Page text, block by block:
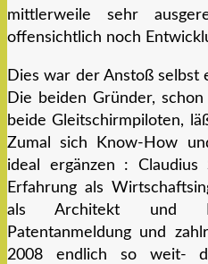
mittlerweile sehr
offensichtlich noch
Dies war der Anstoß selbst
Die beiden Gründer,
beide Gleitschirmpiloten,
Zumal sich Know-How
ideal ergänzen : Claudius
Erfahrung als
als Architekt und
Patentanmeldung und
2008 endlich so weit-